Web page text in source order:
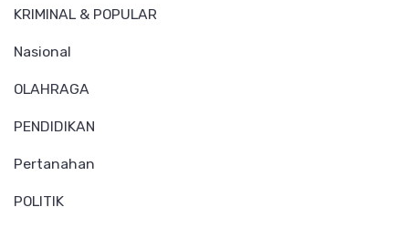
KRIMINAL & POPULAR
Nasional
OLAHRAGA
PENDIDIKAN
Pertanahan
POLITIK